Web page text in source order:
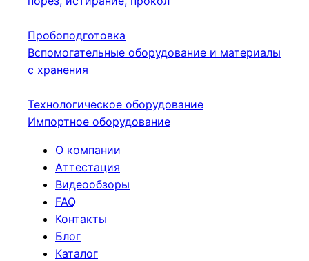
Пробоподготовка
Вспомогательные оборудование и материалы
с хранения
Технологическое оборудование
Импортное оборудование
О компании
Аттестация
Видеообзоры
FAQ
Контакты
Блог
Каталог